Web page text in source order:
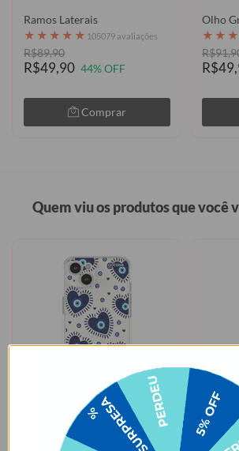
Ramos Laterais
★ ★ ★ ★ ★ 105079 avaliações
R$89,90
R$49,90 44% OFF
Comprar
Olho
★ ★ ★
Quem viu os produtos que você
LEVE 2, PAGUE 1
Olho Grego Corações
★★ 105079 avaliações
Floral
★ ★ ★